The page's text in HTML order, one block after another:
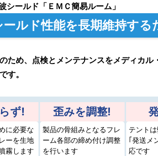
シールド「ＥＭＣ簡易ルーム」
ルド性能を長期維持する
ため、点検とメンテナンスをメディカル
す。
ず!
に必要な
ーを生地
霧します
歪みを調整!
製品の骨組みとなるフレ
ーム各部の締め付け調整
を行います
テント
｢発送メ
応です